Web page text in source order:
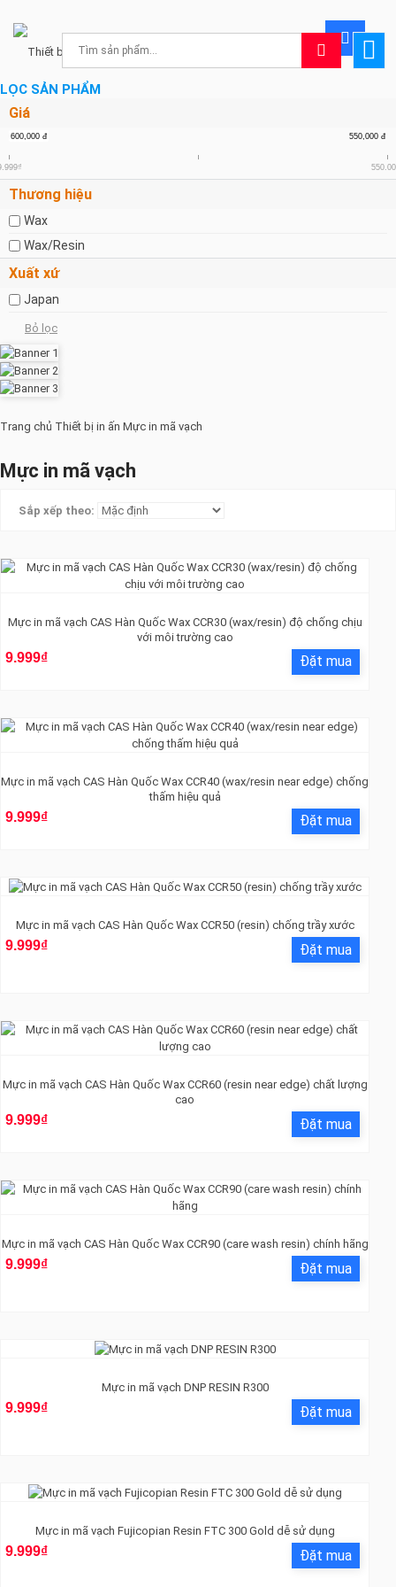
LỌC SẢN PHẨM
Giá
550,000 đ
600,000 đ
Thương hiệu
Wax
Wax/Resin
Xuất xứ
Japan
Trang chủ Thiết bị in ấn Mực in mã vạch
Mực in mã vạch
Sắp xếp theo:
Mực in mã vạch CAS Hàn Quốc Wax CCR30 (wax/resin) độ chống chịu
với môi trường cao
9.999₫
Mực in mã vạch CAS Hàn Quốc Wax CCR40 (wax/resin near edge) chống
thấm hiệu quả
9.999₫
Mực in mã vạch CAS Hàn Quốc Wax CCR50 (resin) chống trầy xước
9.999₫
Mực in mã vạch CAS Hàn Quốc Wax CCR60 (resin near edge) chất lượng
cao
9.999₫
Mực in mã vạch CAS Hàn Quốc Wax CCR90 (care wash resin) chính hãng
9.999₫
Mực in mã vạch DNP RESIN R300
9.999₫
Mực in mã vạch Fujicopian Resin FTC 300 Gold dễ sử dụng
9.999₫